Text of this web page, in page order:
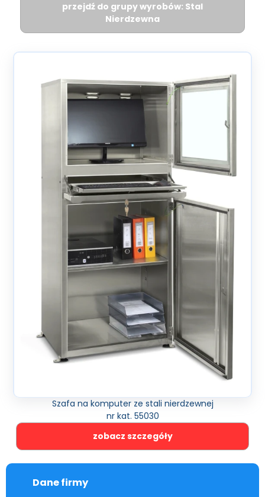
przejdź do grupy wyrobów: Stal
Nierdzewna
Szafa na komputer ze stali nierdzewnej
nr kat. 55030
zobacz szczegóły
Dane firmy